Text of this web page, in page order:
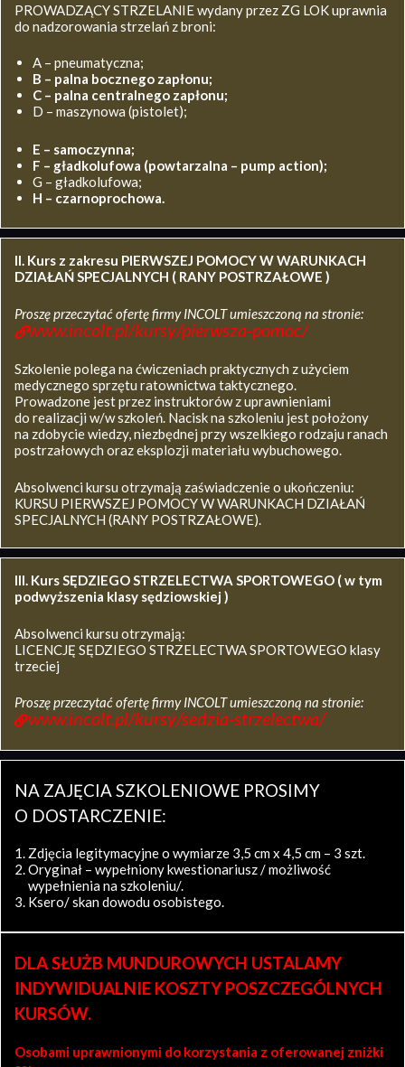
PROWADZĄCY STRZELANIE wydany przez ZG LOK uprawnia
do nadzorowania strzelań z broni:
A – pneumatyczna;
B – palna bocznego zapłonu;
C – palna centralnego zapłonu;
D – maszynowa (pistolet);
E – samoczynna;
F – gładkolufowa (powtarzalna – pump action);
G – gładkolufowa;
H – czarnoprochowa.
II. Kurs z zakresu PIERWSZEJ POMOCY W WARUNKACH
DZIAŁAŃ SPECJALNYCH ( RANY POSTRZAŁOWE )
Proszę przeczytać ofertę firmy INCOLT umieszczoną na stronie:
www.incolt.pl/kursy/pierwsza-pomoc/
Szkolenie polega na ćwiczeniach praktycznych z użyciem
medycznego sprzętu ratownictwa taktycznego.
Prowadzone jest przez instruktorów z uprawnieniami
do realizacji w/w szkoleń. Nacisk na szkoleniu jest położony
na zdobycie wiedzy, niezbędnej przy wszelkiego rodzaju ranach
postrzałowych oraz eksplozji materiału wybuchowego.
Absolwenci kursu otrzymają zaświadczenie o ukończeniu:
KURSU PIERWSZEJ POMOCY W WARUNKACH DZIAŁAŃ
SPECJALNYCH (RANY POSTRZAŁOWE).
III. Kurs SĘDZIEGO STRZELECTWA SPORTOWEGO ( w tym
podwyższenia klasy sędziowskiej )
Absolwenci kursu otrzymają:
LICENCJĘ SĘDZIEGO STRZELECTWA SPORTOWEGO klasy
trzeciej
Proszę przeczytać ofertę firmy INCOLT umieszczoną na stronie:
www.incolt.pl/kursy/sedzia-strzelectwa/
NA ZAJĘCIA SZKOLENIOWE PROSIMY
O DOSTARCZENIE:
Zdjęcia legitymacyjne o wymiarze 3,5 cm x 4,5 cm – 3 szt.
Oryginał – wypełniony kwestionariusz / możliwość
wypełnienia na szkoleniu/.
Ksero/ skan dowodu osobistego.
DLA SŁUŻB MUNDUROWYCH USTALAMY
INDYWIDUALNIE KOSZTY POSZCZEGÓLNYCH
KURSÓW.
Osobami uprawnionymi do korzystania z oferowanej zniżki